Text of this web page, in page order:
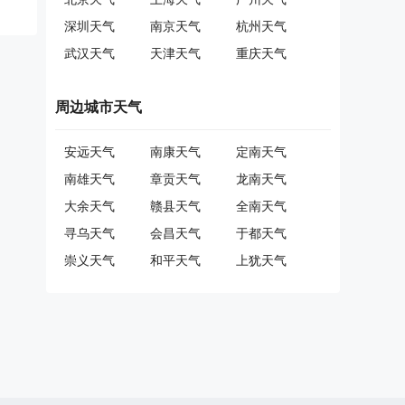
深圳天气
南京天气
杭州天气
武汉天气
天津天气 重庆天气
周边城市天气
安远天气 南康天气
定南天气
南雄天气
章贡天气
龙南天气
大余天气
赣县天气
全南天气
寻乌天气
会昌天气
于都天气
崇义天气
和平天气 上犹天气